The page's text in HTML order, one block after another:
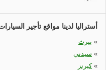
أستراليا لدينا مواقع تأجير
بيرث «
سيدني «
كيرنز«